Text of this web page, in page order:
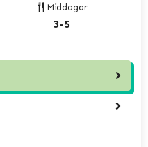
Middagar
3-5